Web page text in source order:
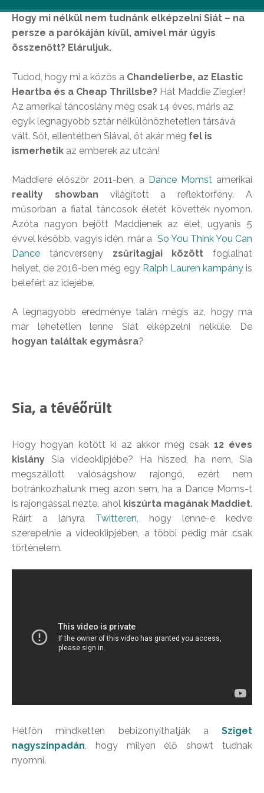
Hogy mi nélkül nem tudnánk elképzelni Siát – na
persze a parókáján kívül, amivel már úgyis
összenőtt? Eláruljuk.
Tudod, hogy mi a közös a Chandelierbe, az Elastic
Heartba és a Cheap Thrillsbe? Hát Maddie Ziegler!
Az amerikai táncoslány még csak 14 éves, máris az
egyik legnagyobb sztár nélkülönözhetetlen társává
vált. Sőt, ellentétben Siával, őt akár még fel is
ismerhetik az emberek az utcán!
Maddiere először 2011-ben, a Dance Momst amerikai
reality showban világított a reflektorfény. A
műsorban a fiatal táncosok életét követték nyomon.
Azóta nagyon bejött Maddienek az élet, ugyanis 5
évvel később, vagyis idén, már a So You Think You Can
Dance táncversenyzsűritagjai között foglalhat
helyet, de 2016-ben még egy Ralph Lauren kampány is
belefért az idejébe.
A legnagyobb eredménye talán mégis az, hogy ma
már lehetetlen lenne Siát elképzelni nélküle. De
hogyan találtak egymásra?
Sia, a tévéőrült
Hogy hogyan kötött ki az akkor még csak12 éves
kislány Sia videoklipjébe? Ha hiszed, ha nem, Sia
megszállott valóságshow rajongó, ezért nem
botránkozhatunk meg azon sem, ha a Dance Moms-t
is rajongással nézte, ahol kiszúrta magának Maddiet.
Ráírt a lányra Twitteren, hogy lenne-e kedve
szerepelnie a videoklipjében, a többi pedig már csak
történelem.
Hétfőn mindketten bebizonyíthatják a Sziget
nagyszínpadán, hogy milyen élő showt tudnak
nyomni.